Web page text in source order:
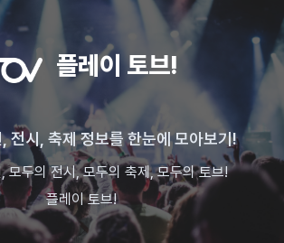
플레이 토브!
전시, 축제 정보를 한눈에 모아보기!
모두의 전시, 모두의 축제, 모두의 토브!
플레이 토브!